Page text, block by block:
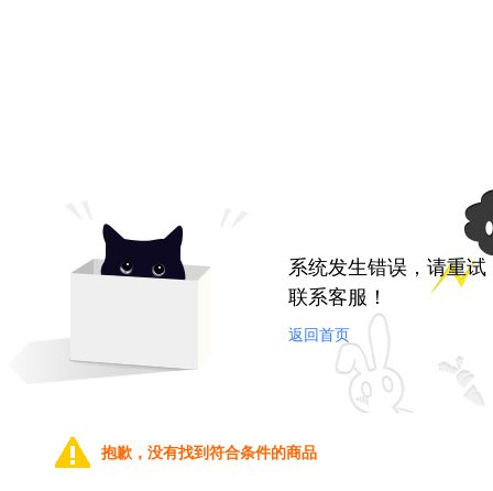
系统发生错误，请重
联系客服！
返回首页
抱歉，没有找到符合条件的商品